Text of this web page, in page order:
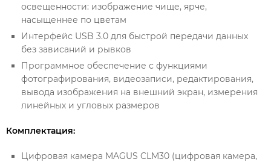
освещенности: изображение чище, ярче,
насыщеннее по цветам
Интерфейс USB 3.0 для быстрой передачи данных
без зависаний и рывков
Программное обеспечение с функциями
фотографирования, видеозаписи, редактирования,
вывода изображения на внешний экран, измерения
линейных и угловых размеров
Комплектация:
Цифровая камера MAGUS CLM30 (цифровая камера,